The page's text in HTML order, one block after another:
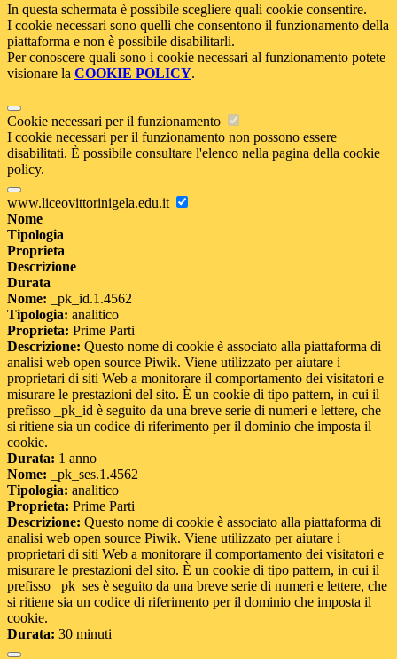
In questa schermata è possibile scegliere quali cookie consentire.
I cookie necessari sono quelli che consentono il funzionamento della
piattaforma e non è possibile disabilitarli.
Per conoscere quali sono i cookie necessari al funzionamento potete
visionare la COOKIE POLICY.
Cookie necessari per il funzionamento
I cookie necessari per il funzionamento non possono essere
disabilitati. È possibile consultare l'elenco nella pagina della cookie
policy.
www.liceovittorinigela.edu.it
Nome
Tipologia
Proprieta
Descrizione
Durata
Nome: _pk_id.1.4562
Tipologia: analitico
Proprieta: Prime Parti
Descrizione: Questo nome di cookie è associato alla piattaforma di
analisi web open source Piwik. Viene utilizzato per aiutare i
proprietari di siti Web a monitorare il comportamento dei visitatori e
misurare le prestazioni del sito. È un cookie di tipo pattern, in cui il
prefisso _pk_id è seguito da una breve serie di numeri e lettere, che
si ritiene sia un codice di riferimento per il dominio che imposta il
cookie.
Durata: 1 anno
Nome: _pk_ses.1.4562
Tipologia: analitico
Proprieta: Prime Parti
Descrizione: Questo nome di cookie è associato alla piattaforma di
analisi web open source Piwik. Viene utilizzato per aiutare i
proprietari di siti Web a monitorare il comportamento dei visitatori e
misurare le prestazioni del sito. È un cookie di tipo pattern, in cui il
prefisso _pk_ses è seguito da una breve serie di numeri e lettere, che
si ritiene sia un codice di riferimento per il dominio che imposta il
cookie.
Durata: 30 minuti